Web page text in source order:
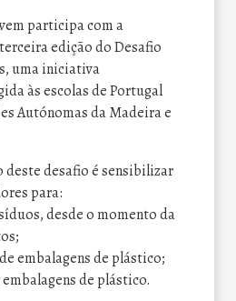
participa com a
edição do Desafio
uma iniciativa
às escolas de Portugal
Autónomas da Madeira e
desafio é sensibilizar
para:
desde o momento da
embalagens de plástico;
de plástico.